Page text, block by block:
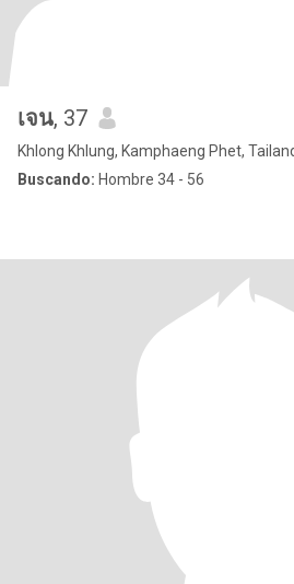
เจน, 37
Khlong Khlung, Kamphaeng Phet,
Buscando: Hombre 34 - 56